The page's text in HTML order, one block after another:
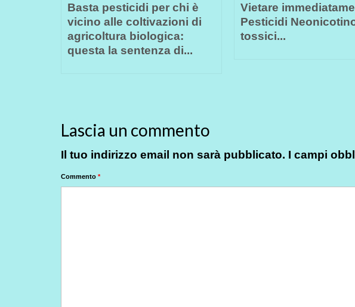
Basta pesticidi per chi è
vicino alle coltivazioni di
agricoltura biologica:
questa la sentenza di...
Vietare
Pesticidi
tossici...
Lascia un commento
Il tuo indirizzo email non sarà pubblicato. I campi
Commento *